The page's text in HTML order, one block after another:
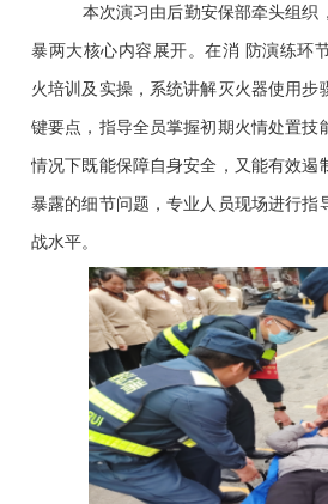
本次演习由后勤安保部牵头组织
暴两大核心内容展开。在消 防演练环
火培训及实操，系统讲解灭火器使用步
键要点，指导全员掌握初期火情处置技
情况下既能保障自身安全，又能有效遏
暴露的细节问题，专业人员现场进行指
战水平。